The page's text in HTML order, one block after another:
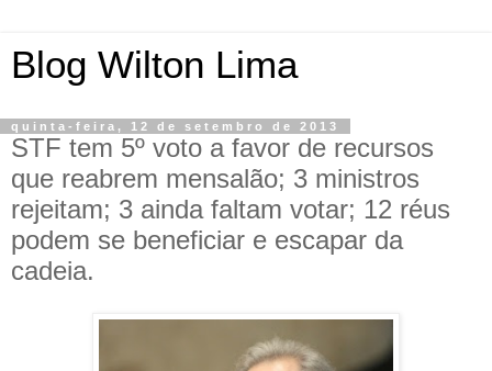
Blog Wilton Lima
quinta-feira, 12 de setembro de 2013
STF tem 5º voto a favor de recursos
que reabrem mensalão; 3 ministros
rejeitam; 3 ainda faltam votar; 12 réus
podem se beneficiar e escapar da
cadeia.